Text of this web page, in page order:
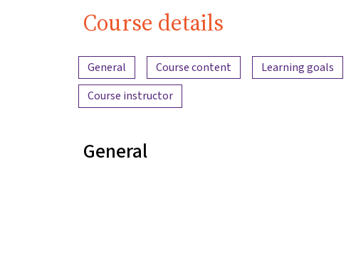
Course details
Content overview
General Course content Learning goals
Course instructor
General